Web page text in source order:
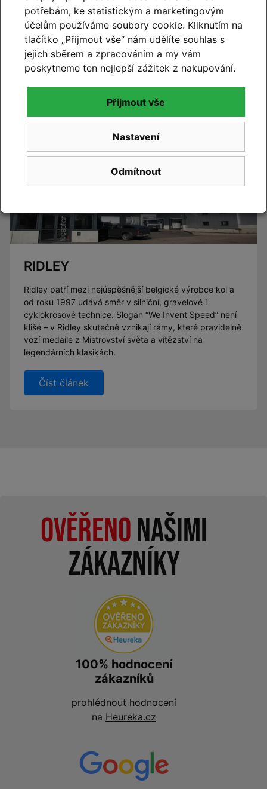
CUBE 2027
Novinky CUBE 2027 se blíží. Již brzy vám představíme
novou kolekci.
RIDLEY
Ridley patří mezi nejúspěšnější belgické výrobce kol a
od roku 1997 udává směr v silniční, gravelové i
cyklokrosové technice. Slogan “We Invent Speed” není
klišé – v Ridley skutečně vznikají rámy, které pravidelně
vozí medaile z Mistrovství světa a vítězství na
legendárních klasikách.
Číst článek
Ověřenonašimi
zákazníky
100% hodnocení
zákazníků
prohlédnout hodnocení
na Heureka.cz
potřebám, ke statistickým a marketingovým
účelům používáme soubory cookie. Kliknutím na
tlačítko „Přijmout vše“ nám udělíte souhlas s
jejich sběrem a zpracováním a my vám
poskytneme ten nejlepší zážitek z nakupování.
Odmítnout
Nastavení
Přijmout vše